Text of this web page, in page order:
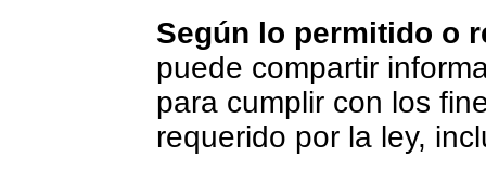
Según lo permitido o
puede compartir
para cumplir con los
requerido por la ley,